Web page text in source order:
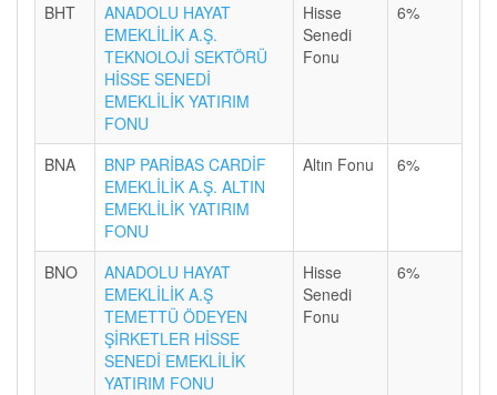
BHT
ANADOLU HAYAT
EMEKLİLİK A.Ş.
TEKNOLOJİ SEKTÖRÜ
HİSSE SENEDİ
EMEKLİLİK YATIRIM
FONU
Hisse
Senedi
Fonu
6%
BNA
BNP PARİBAS CARDİF
EMEKLİLİK A.Ş. ALTIN
EMEKLİLİK YATIRIM
FONU
Altın Fonu 6%
BNO
ANADOLU HAYAT
EMEKLİLİK A.Ş
TEMETTÜ ÖDEYEN
ŞİRKETLER HİSSE
SENEDİ EMEKLİLİK
YATIRIM FONU
Hisse
Senedi
Fonu
6%